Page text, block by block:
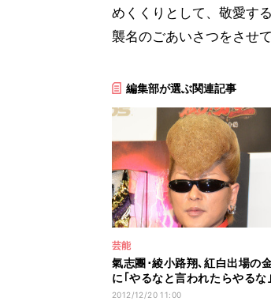
めくくりとして、敬愛す
襲名のごあいさつをさせ
編集部が選ぶ関連記事
芸能
氣志團･綾小路翔､紅白出場の
に｢やるなと言われたらやるな
アドバイス
2012/12/20 11:00